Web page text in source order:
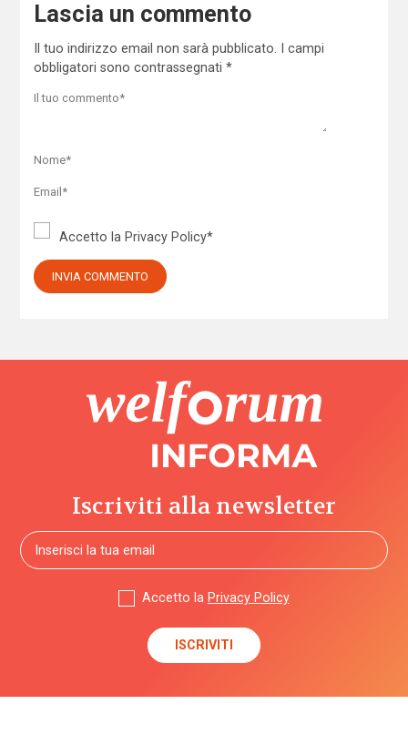
Lascia un commento
Il tuo indirizzo email non sarà pubblicato.
I campi
obbligatori sono contrassegnati *
Accetto la Privacy Policy*
Iscriviti alla newsletter
Accetto la Privacy Policy